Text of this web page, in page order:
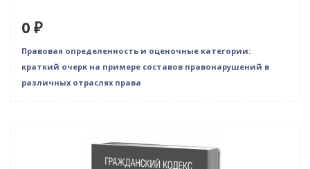
0 ₽
Правовая определенность и оценочные категории:
краткий очерк на примере составов правонарушений в
различных отраслях права